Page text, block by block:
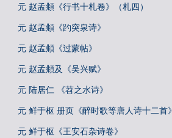
元 赵孟頫《行书十札卷》（札四）
元 赵孟頫《趵突泉诗》
元 赵孟頫《过蒙帖》
元 赵孟頫及《吴兴赋》
元 陆居仁 《苕之水诗》
元 鲜于枢 册页《醉时歌等唐人诗十二首》
元 鲜于枢《王安石杂诗卷》